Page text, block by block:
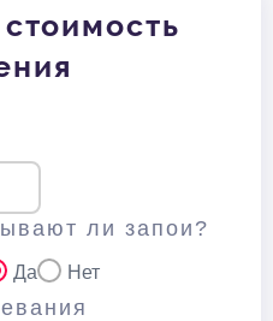
ли запои?
Да Нет